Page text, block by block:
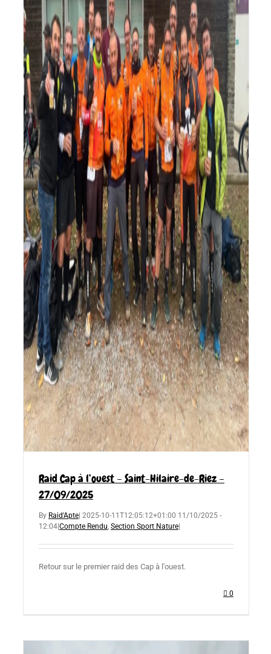
Raid Cap à l’ouest – Saint-Hilaire-de-Riez –
27/09/2025
By Raid'Apte 2025-10-11T12:05:12+01:00 11/10/2025 -
12:04 Compte Rendu, Section Sport Nature
Retour sur le premier raid des Cap à l'ouest.
0